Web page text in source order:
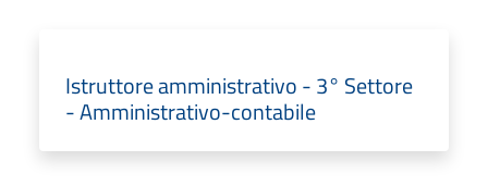
Istruttore amministrativo - 3° Settore
- Amministrativo-contabile